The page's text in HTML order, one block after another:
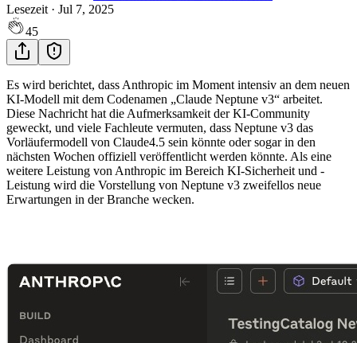
Lesezeit · Jul 7, 2025
45
Es wird berichtet, dass Anthropic im Moment intensiv an dem neuen
KI-Modell mit dem Codenamen „Claude Neptune v3“ arbeitet.
Diese Nachricht hat die Aufmerksamkeit der KI-Community
geweckt, und viele Fachleute vermuten, dass Neptune v3 das
Vorläufermodell von Claude4.5 sein könnte oder sogar in den
nächsten Wochen offiziell veröffentlicht werden könnte. Als eine
weitere Leistung von Anthropic im Bereich KI-Sicherheit und -
Leistung wird die Vorstellung von Neptune v3 zweifellos neue
Erwartungen in der Branche wecken.